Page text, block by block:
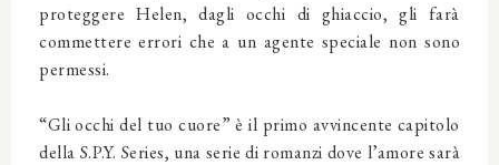
proteggere Helen, dagli occhi di ghiaccio, gli farà
commettere errori che a un agente speciale non sono
permessi.
“Gli occhi del tuo cuore” è il primo avvincente capitolo
della S.P.Y. Series, una serie di romanzi dove l’amore sarà